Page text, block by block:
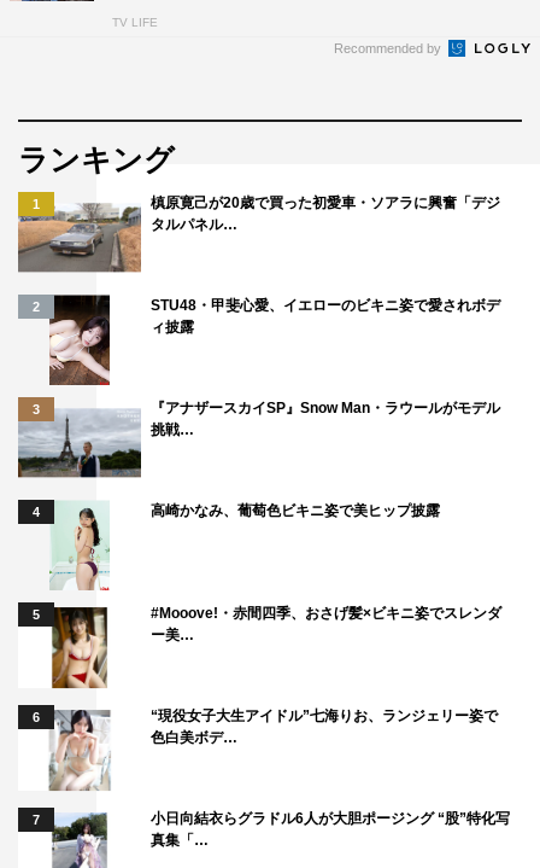
TV LIFE
Recommended by
ランキング
1
槙原寛己が20歳で買った初愛車・ソアラに興奮「デジ
タルパネル…
2
STU48・甲斐心愛、イエローのビキニ姿で愛されボデ
ィ披露
3
『アナザースカイSP』Snow Man・ラウールがモデル
挑戦…
4 高崎かなみ、葡萄色ビキニ姿で美ヒップ披露
5
#Mooove!・赤間四季、おさげ髪×ビキニ姿でスレンダ
ー美…
6
“現役女子大生アイドル”七海りお、ランジェリー姿で
色白美ボデ…
7
小日向結衣らグラドル6人が大胆ポージング “股”特化写
真集「…